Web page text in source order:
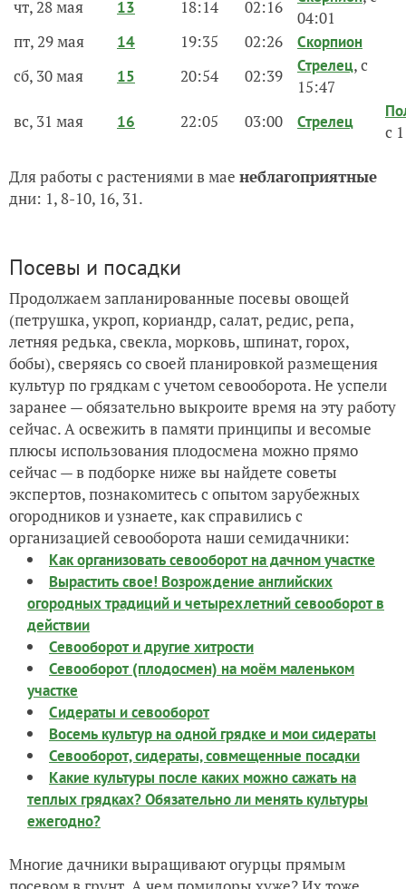
чт, 28 мая 13 18:14 02:16
04:01
пт, 29 мая
14 19:35 02:26 Скорпион
сб, 30 мая 15 20:54 02:39 Стрелец, с
15:47
вс, 31 мая
16 22:05 03:00 Стрелец с
Для работы с растениями в мае неблагоприятные
дни: 1, 8-10, 16, 31.
Посевы и посадки
Продолжаем запланированные посевы овощей
(петрушка, укроп, кориандр, салат, редис, репа,
летняя редька, свекла, морковь, шпинат, горох,
бобы), сверяясь со своей планировкой размещения
культур по грядкам с учетом севооборота. Не успели
заранее — обязательно выкроите время на эту работу
сейчас. А освежить в памяти принципы и весомые
плюсы использования плодосмена можно прямо
сейчас — в подборке ниже вы найдете советы
экспертов, познакомитесь с опытом зарубежных
огородников и узнаете, как справились с
организацией севооборота наши семидачники:
Как организовать севооборот на дачном участке
Вырастить свое! Возрождение английских
огородных традиций и четырехлетний севооборот в
действии
Севооборот и другие хитрости
Севооборот (плодосмен) на моём маленьком
участке
Сидераты и севооборот
Восемь культур на одной грядке и мои сидераты
Севооборот, сидераты, совмещенные посадки
Какие культуры после каких можно сажать на
теплых грядках? Обязательно ли менять культуры
ежегодно?
Многие дачники выращивают огурцы прямым